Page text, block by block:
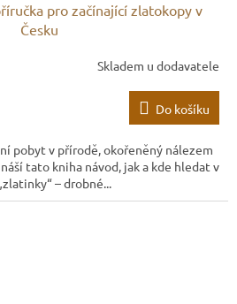
pro začínající zlatokopy v
Česku
Skladem u dodavatele
Do košíku
pobyt v přírodě, okořeněný nálezem
tato kniha návod, jak a kde hledat v
– drobné...